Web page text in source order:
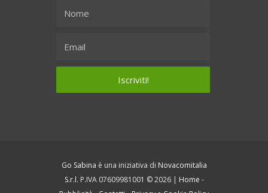
Go Sabina è una iniziativa di Novacomitalia
S.r.l. P.IVA 07609981001 © 2026 | Home -